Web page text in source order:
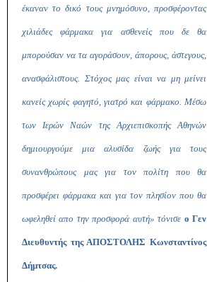
έκαναν το δικό τους μνημόσυνο, προσφέροντας
χιλιάδες φάρμακα για ασθενείς που δε θα
μπορούσαν να τα αγοράσουν, άπορους, άστεγους,
ανασφάλιστους. Στόχος μας είναι να μη μείνει
κανείς χωρίς φαγητό, γιατρό και φάρμακο. Μέσω
των Ιερών Ναών της Αρχιεπισκοπής Αθηνών
δημιουργούμε μια αλυσίδα ζωής για τους
συνανθρώπους μας για τον πολίτη που θα
προσφέρει φάρμακα και για τον πλησίον που θα
ωφεληθεί απο την προσφορά αυτή» τόνισε ο Γεν
Διευθυντής της ΑΠΟΣΤΟΛΗΣ Κωνσταντίνος
Δήμτσας.